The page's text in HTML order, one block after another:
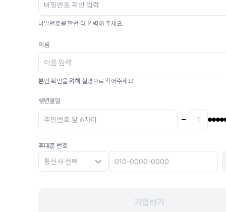
비밀번호를 한번 더 입력해 주세요.
이름
본인 확인을 위해 실명으로 적어주세요.
생년월일
휴대폰 번호
통신사 선택
가입하기